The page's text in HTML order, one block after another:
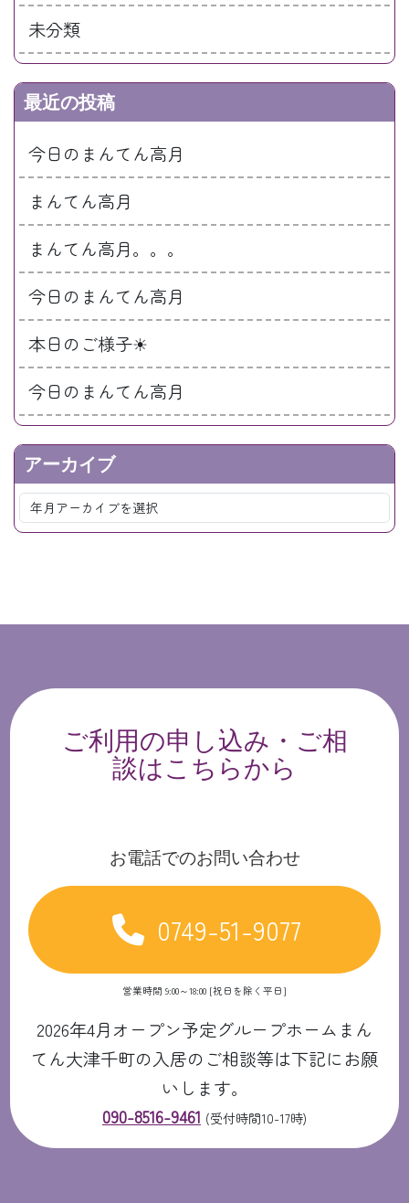
未分類
最近の投稿
今日のまんてん高月
まんてん高月
まんてん高月。。。
今日のまんてん高月
本日のご様子☀
今日のまんてん高月
アーカイブ
ご利用の申し込み・ご相
談はこちらから
お電話でのお問い合わせ
0749-51-9077
営業時間 9:00～18:00 [祝日を除く平日]
2026年4月オープン予定グループホームまん
てん大津千町の入居のご相談等は下記にお願
いします。
090-8516-9461 (受付時間10-17時)